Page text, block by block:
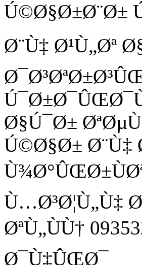
Ú©Ø§Ø±Ø¨Ø±
Ø¨Ù‡ Ø¹Ù„Øª
Ø§Ú¯Ø±
Ú©Ø§Ø± Ø¨Ù‡
Ù…Ø³Ø¦Ù„Ù‡
ØªÙ„ÙÙ†
Ø¯Ù‡ÛŒØ¯